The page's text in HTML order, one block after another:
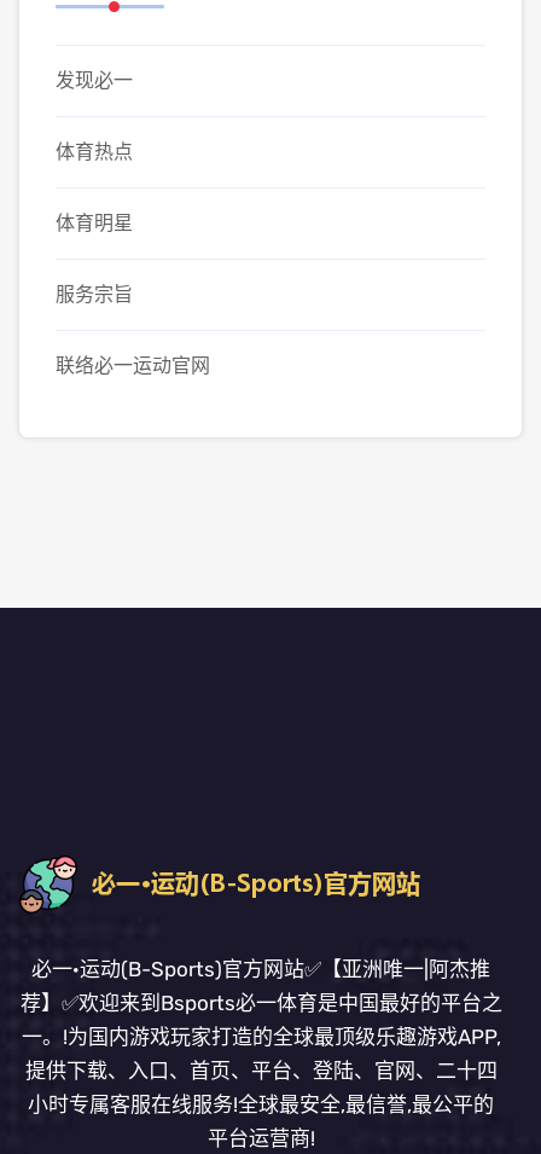
发现必一
体育热点
体育明星
服务宗旨
联络必一运动官网
必一·运动(B-Sports)官方网站✅【亚洲唯一|阿杰推
荐】✅欢迎来到Bsports必一体育是中国最好的平台之
一。!为国内游戏玩家打造的全球最顶级乐趣游戏APP,
提供下载、入口、首页、平台、登陆、官网、二十四
小时专属客服在线服务!全球最安全,最信誉,最公平的
平台运营商!